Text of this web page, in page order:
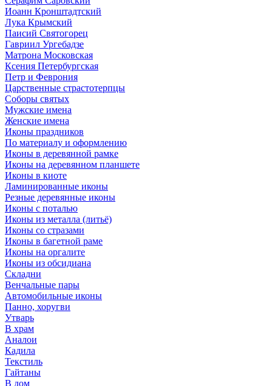
Иоанн Кронштадтский
Лука Крымский
Паисий Святогорец
Гавриил Ургебадзе
Матрона Московская
Ксения Петербургская
Петр и Феврония
Царственные страстотерпцы
Соборы святых
Мужские имена
Женские имена
Иконы праздников
По материалу и оформлению
Иконы в деревянной рамке
Иконы на деревянном планшете
Иконы в киоте
Ламинированные иконы
Резные деревянные иконы
Иконы с поталью
Иконы из металла (литьё)
Иконы со стразами
Иконы в багетной раме
Иконы на оргалите
Иконы из обсидиана
Складни
Венчальные пары
Автомобильные иконы
Панно, хоругви
Утварь
В храм
Аналои
Кадила
Текстиль
Гайтаны
В дом